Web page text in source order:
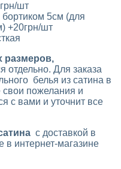
шт
бортиком 5см (для
+20грн/шт
размеров,
отдельно. Для заказа
белья из сатина в
свои пожелания и
с вами и уточнит все
с доставкой в
интернет-магазине